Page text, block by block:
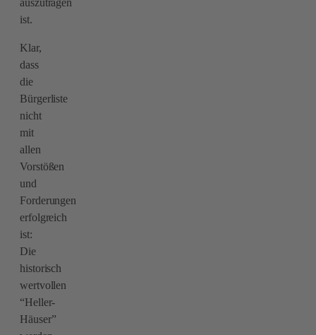
auszutragen
ist.
Klar,
dass
die
Bürgerliste
nicht
mit
allen
Vorstößen
und
Forderungen
erfolgreich
ist:
Die
historisch
wertvollen
“Heller-
Häuser”